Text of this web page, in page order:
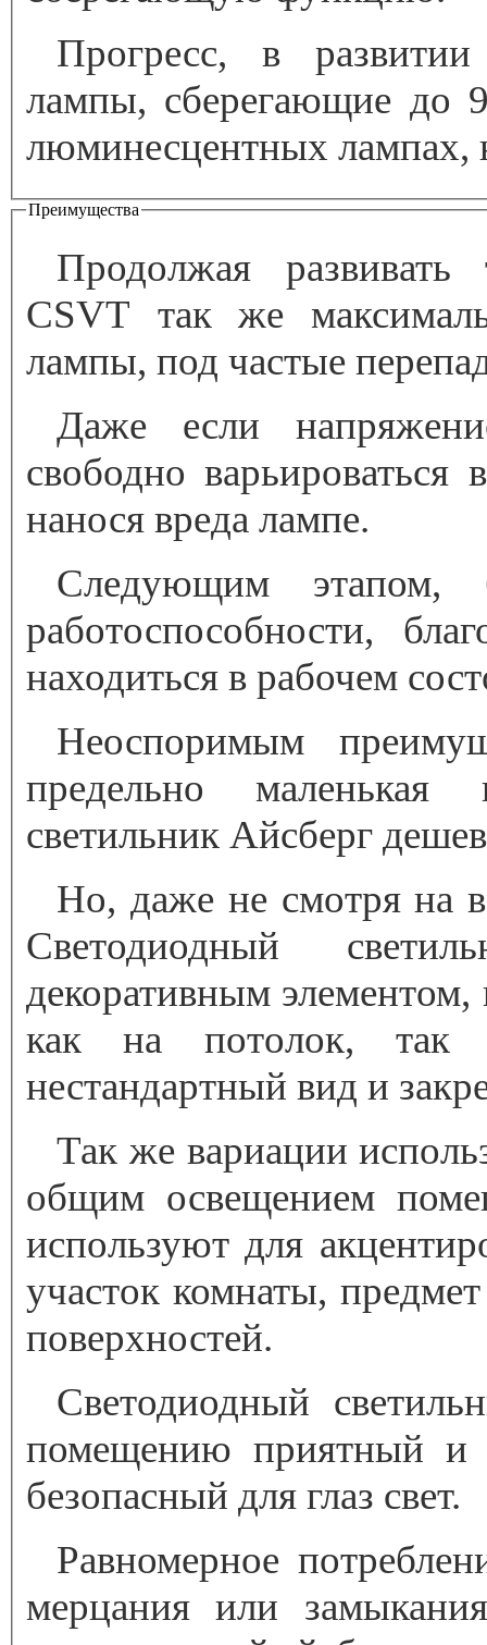
Прогресс, в
лампы, сберегающие до
люминесцентных лампах,
Преимущества
Продолжая развивать
CSVT так же
лампы, под частые
Даже если
свободно
нанося вреда лампе.
Следующим этапом,
работоспособности,
находиться в рабочем
Неоспоримым
предельно маленькая
светильник Айсберг
Но, даже не смотря на
Светодиодный
декоративным
как на потолок, так
нестандартный вид и
Так же вариации
общим освещением
используют для
участок комнаты,
поверхностей.
Светодиодный
помещению приятный и
безопасный для глаз свет.
Равномерное
мерцания или